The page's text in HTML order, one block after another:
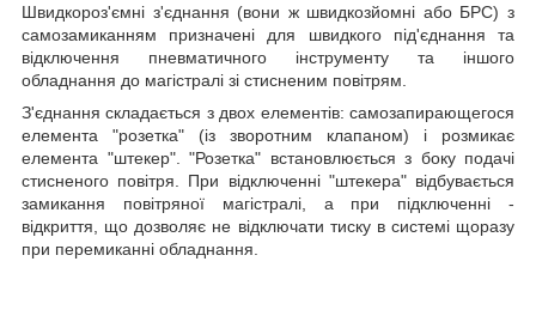
Швидкороз'ємні з'єднання (вони ж швидкозйомні або БРС) з
самозамиканням призначені для швидкого під'єднання та
відключення пневматичного інструменту та іншого
обладнання до магістралі зі стисненим повітрям.
З'єднання складається з двох елементів: самозапирающегося
елемента "розетка" (із зворотним клапаном) і розмикає
елемента "штекер". "Розетка" встановлюється з боку подачі
стисненого повітря. При відключенні "штекера" відбувається
замикання повітряної магістралі, а при підключенні -
відкриття, що дозволяє не відключати тиску в системі щоразу
при перемиканні обладнання.